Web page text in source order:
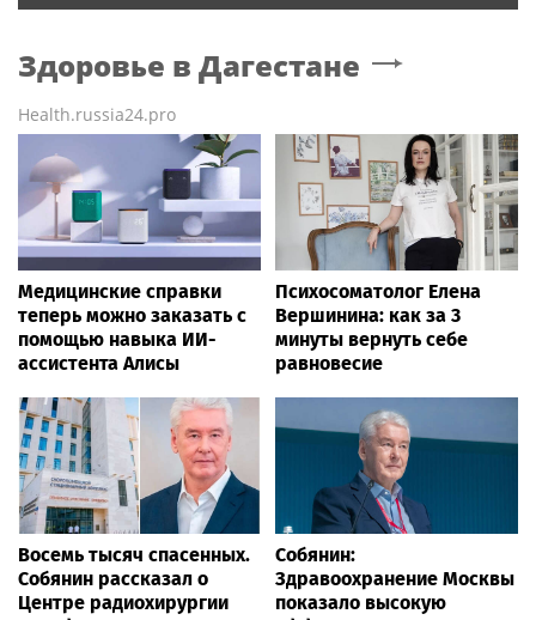
Здоровье в Дагестане
Health.russia24.pro
Медицинские справки
теперь можно заказать с
помощью навыка ИИ-
ассистента Алисы
Психосоматолог Елена
Вершинина: как за 3
минуты вернуть себе
равновесие
Восемь тысяч спасенных.
Собянин рассказал о
Центре радиохирургии
Собянин:
Здравоохранение Москвы
показало высокую